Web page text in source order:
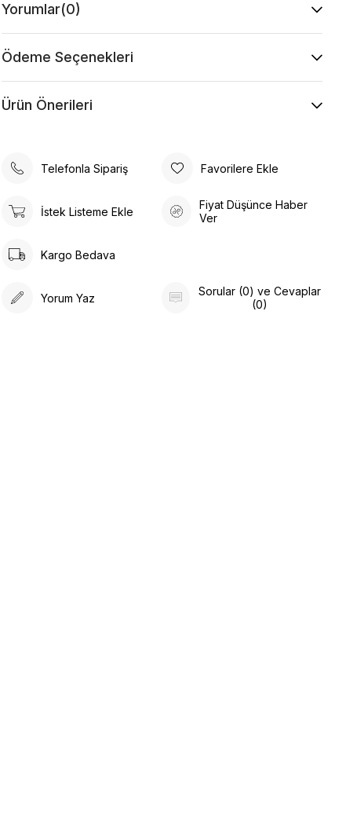
Yorumlar(0)
Ödeme Seçenekleri
Ürün Önerileri
Telefonla Sipariş Favorilere Ekle
İstek Listeme Ekle
Fiyat Düşünce Haber
Ver
Kargo Bedava
Yorum Yaz
Sorular (0) ve Cevaplar
(0)